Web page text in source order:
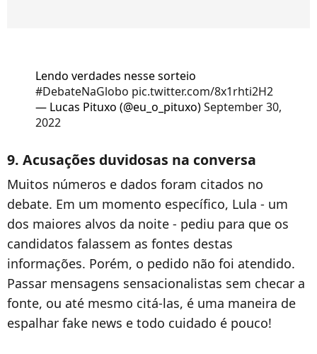
Lendo verdades nesse sorteio
#DebateNaGlobo pic.twitter.com/8x1rhti2H2
— Lucas Pituxo (@eu_o_pituxo)September 30,
2022
9. Acusações duvidosas na conversa
Muitos números e dados foram citados no
debate. Em um momento específico, Lula - um
dos maiores alvos da noite - pediu para que os
candidatos falassem as fontes destas
informações. Porém, o pedido não foi atendido.
Passar mensagens sensacionalistas sem checar a
fonte, ou até mesmo citá-las, é uma maneira de
espalhar fake news e todo cuidado é pouco!